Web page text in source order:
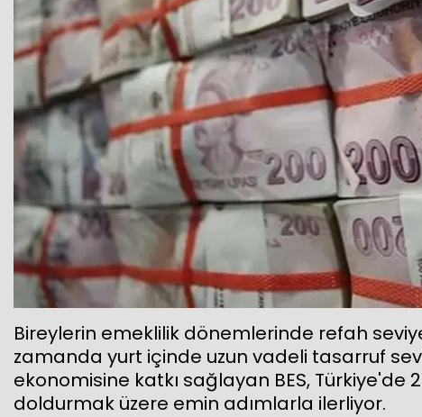
Bireylerin emeklilik dönemlerinde refah
zamanda yurt içinde uzun vadeli tasarruf
ekonomisine katkı sağlayan BES, Türkiye'de
doldurmak üzere emin adımlarla ilerliyor.